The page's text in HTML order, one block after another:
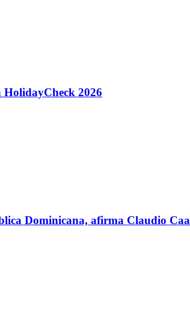
HolidayCheck 2026
Dominicana, afirma Claudio